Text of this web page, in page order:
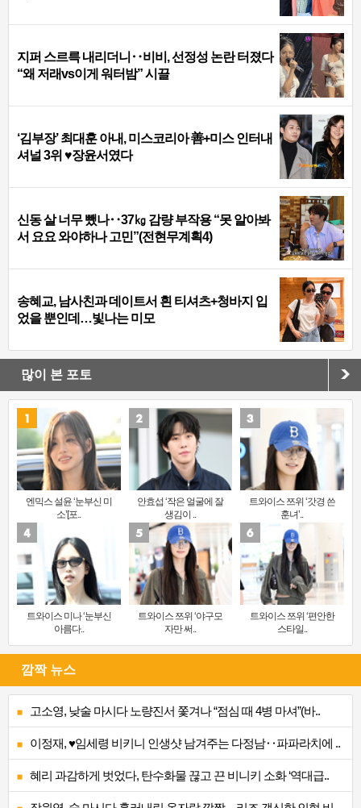
지퍼 스르륵 내리더니‥비비, 선정성 논란 터졌다
“왜 저래vs이게 워터밤” 시끌
‘김부장’ 최대훈 아내, 미스코리아 善+미스 인터내
셔널 3위 ♥장윤서였다
신동 살 너무 뺐나‥37㎏ 감량 부작용 “못 알아봐
서 요요 와야하나 고민”(전현무계획4)
송혜교, 남사친과 데이트서 흰 티셔츠+청바지 입
었을 뿐인데…빛나는 미모
많이 본 포토
엔믹스 설윤 ‘눈부신 미
소’[포..
안효섭 ‘작은 얼굴에 잘
생김이 ..
트와이스 쯔위 ‘갓경 쓴
훈녀’..
트와이스 미나 ‘눈부신
아름다..
트와이스 쯔위 ‘야구모
자만 써..
트와이스 쯔위 ‘편안한
스타일..
깜짝 뉴스
고소영, 낮술 마시다 노량진서 쫓겨나 “점심 때 4병 마셔”(바..
이정재, ♥임세령 비키니 인생샷 남겨주는 다정남‥파파라치에 ..
혜리 과감하게 벗었다, 탄수화물 끊고 끈 비니키 소화 ‘역대급..